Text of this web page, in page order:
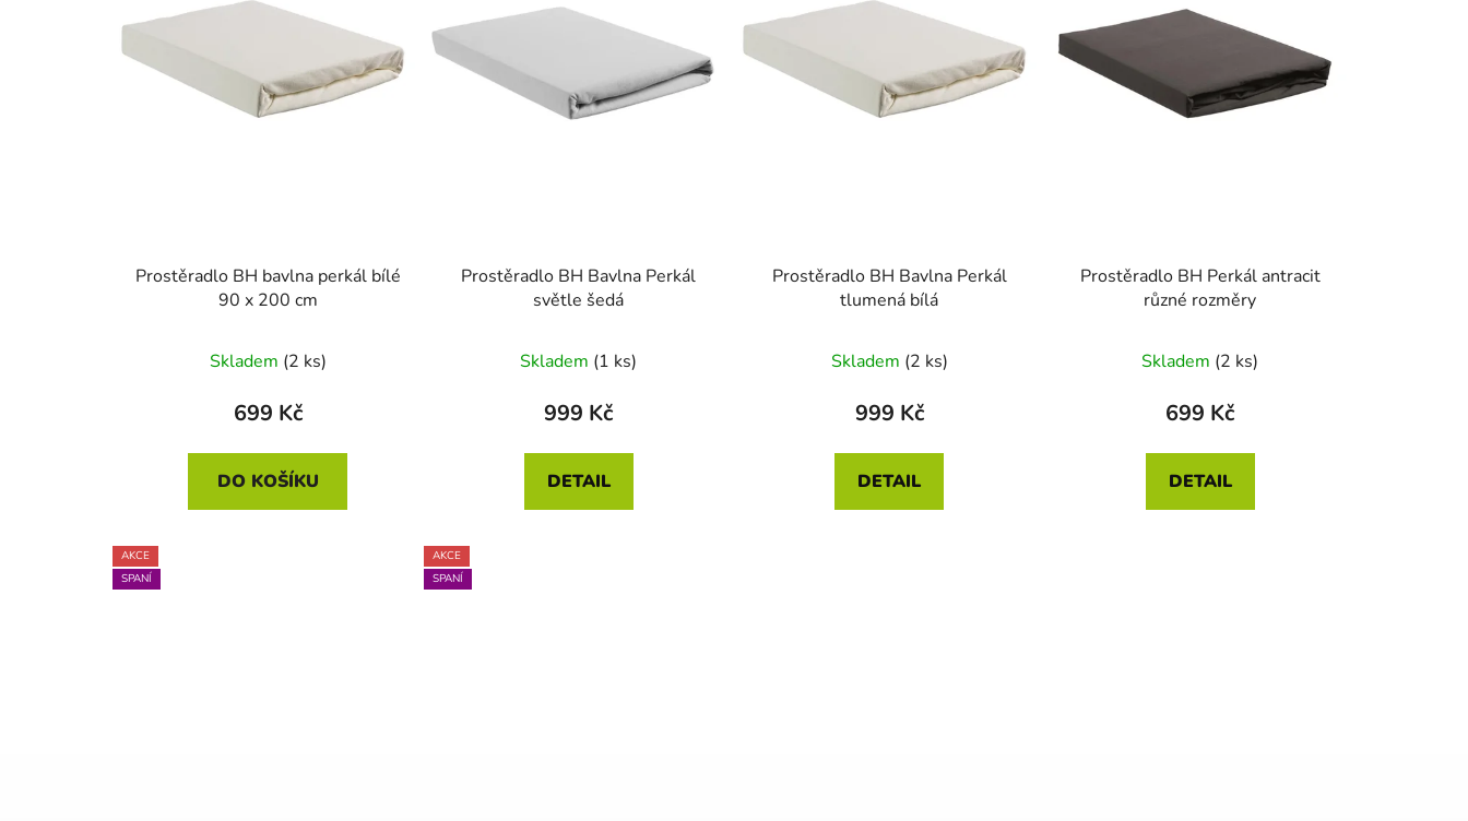
k
t
d
u
Prostěradlo BH bavlna perkál bílé
90 x 200 cm
Skladem (2 ks)
699 Kč
DO KOŠÍKU
Prostěradlo BH Bavlna Perkál
světle šedá
Skladem (1 ks)
999 Kč
DETAIL
Prostěradlo BH Bavlna Perkál
tlumená bílá
Skladem (2 ks)
999 Kč
DETAIL
Prostěradlo BH Perkál antracit
různé rozměry
Skladem (2 ks)
699 Kč
DETAIL
AKCE
SPANÍ
AKCE
SPANÍ